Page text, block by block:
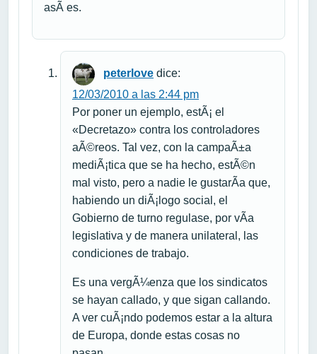
asÃ­ es.
peterlove dice:
12/03/2010 a las 2:44 pm
Por poner un ejemplo, estÃ¡ el
«Decretazo» contra los controladores
aÃ©reos. Tal vez, con la campaÃ±a
mediÃ¡tica que se ha hecho, estÃ©n
mal visto, pero a nadie le gustarÃ­a que,
habiendo un diÃ¡logo social, el
Gobierno de turno regulase, por vÃ­a
legislativa y de manera unilateral, las
condiciones de trabajo.
Es una vergÃ¼enza que los sindicatos
se hayan callado, y que sigan callando.
A ver cuÃ¡ndo podemos estar a la altura
de Europa, donde estas cosas no